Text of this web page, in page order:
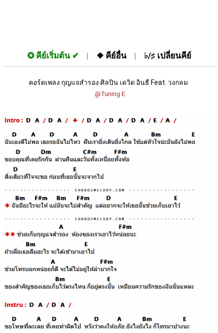
✪ คีย์เริ่มต้น ❖ คีย์อื่น ♭/♯ เปลี่ยนคีย์
คอร์ดเพลง กุญแจสำรอง ศิลปิน เดวิด อินธี Feat. วงกลม
@Tuning E